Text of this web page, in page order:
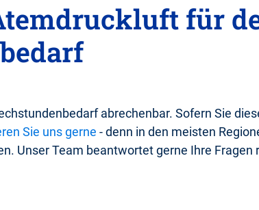
für
abrechenbar. Sofern Sie
Sie uns gerne - denn in den meisten
Unser Team beantwortet gerne Ihre Fragen